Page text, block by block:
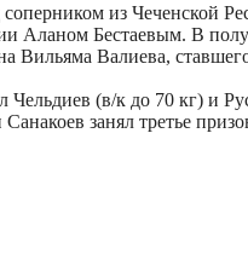
из Чеченской
Аланом Бестаевым. В
Вильяма Валиева,
(в/к до 70 кг) и
занял третье